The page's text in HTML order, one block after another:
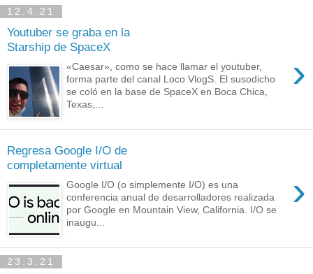
12.4.21
Youtuber se graba en la
Starship de SpaceX
›
«Caesar», como se hace llamar el youtuber,
forma parte del canal Loco VlogS. El susodicho
se coló en la base de SpaceX en Boca Chica,
Texas,...
Regresa Google I/O de
completamente virtual
›
Google I/O (o simplemente I/O) es una
conferencia anual de desarrolladores realizada
por Google en Mountain View, California. I/O se
inaugu...
23.3.21